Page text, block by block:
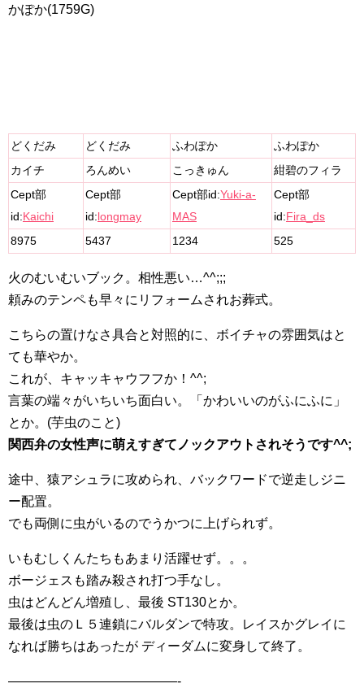
かぽか(1759G)
どくだみ どくだみ ふわぽか
ふわぽか
カイチ
ろんめい こっきゅん
紺碧のフィラ
Cept部
id: Kaichi
Cept部
id: longmay
Cept部id:Yuki-a-
MAS
Cept部
id: Fira_ds
8975
5437 1234 525
火のむいむいブック。相性悪い…^^;;;
頼みのテンペも早々にリフォームされお葬式。
こちらの置けなさ具合と対照的に、ボイチャの雰囲気はと
ても華やか。
これが、キャッキャウフフか！^^;
言葉の端々がいちいち面白い。「かわいいのがふにふに」
とか。(芋虫のこと)
関西弁の女性声に萌えすぎてノックアウトされそうです^^;
途中、猿アシュラに攻められ、バックワードで逆走しジニ
ー配置。
でも両側に虫がいるのでうかつに上げられず。
いもむしくんたちもあまり活躍せず。。。
ボージェスも踏み殺され打つ手なし。
虫はどんどん増殖し、最後 ST130とか。
最後は虫のＬ５連鎖にバルダンで特攻。レイスかグレイに
なれば勝ちはあったが ディーダムに変身して終了。
—————————————-